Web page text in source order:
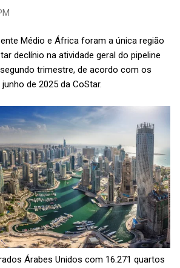
Médio e África foram a única região
declínio na atividade geral do pipeline
trimestre, de acordo com os
de 2025 da CoStar.
Árabes Unidos com 16.271 quartos